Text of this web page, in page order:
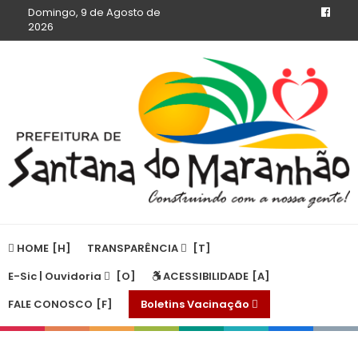
Domingo, 9 de Agosto de
2026
HOME
TRANSPARÊNCIA
E-Sic | Ouvidoria
ACESSIBILIDADE
FALE CONOSCO
Boletins Vacinação